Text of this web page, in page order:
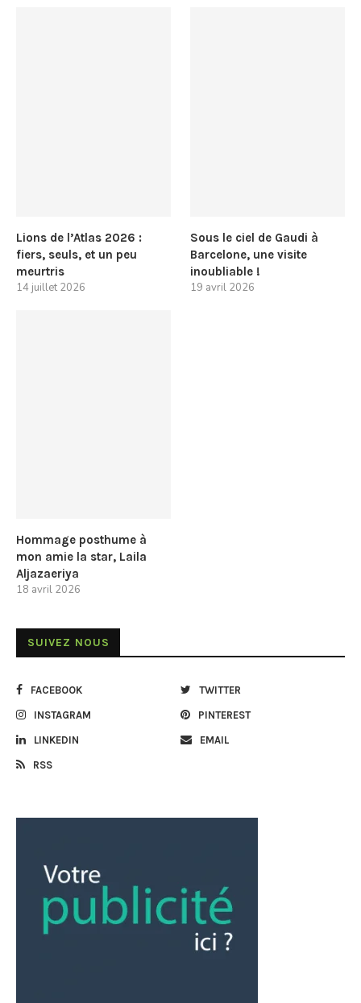
Lions de l’Atlas 2026 :
fiers, seuls, et un peu
meurtris
14 juillet 2026
Sous le ciel de Gaudi à
Barcelone, une visite
inoubliable !
19 avril 2026
Hommage posthume à
mon amie la star, Laila
Aljazaeriya
18 avril 2026
SUIVEZ NOUS
FACEBOOK TWITTER
INSTAGRAM PINTEREST
LINKEDIN EMAIL
RSS